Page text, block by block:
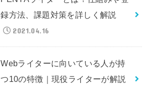
録方法、課題対策を詳しく解説
2021.04.16
Webライターに向いている人が持
つ10の特徴｜現役ライターが解説